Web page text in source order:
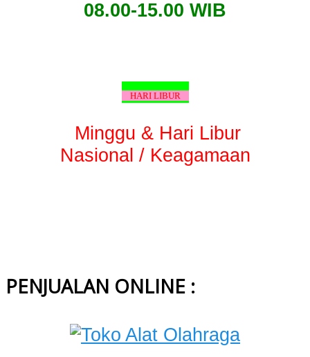
08.00-15.00 WIB
HARI LIBUR
Minggu & Hari Libur
Nasional / Keagamaan
PENJUALAN ONLINE :